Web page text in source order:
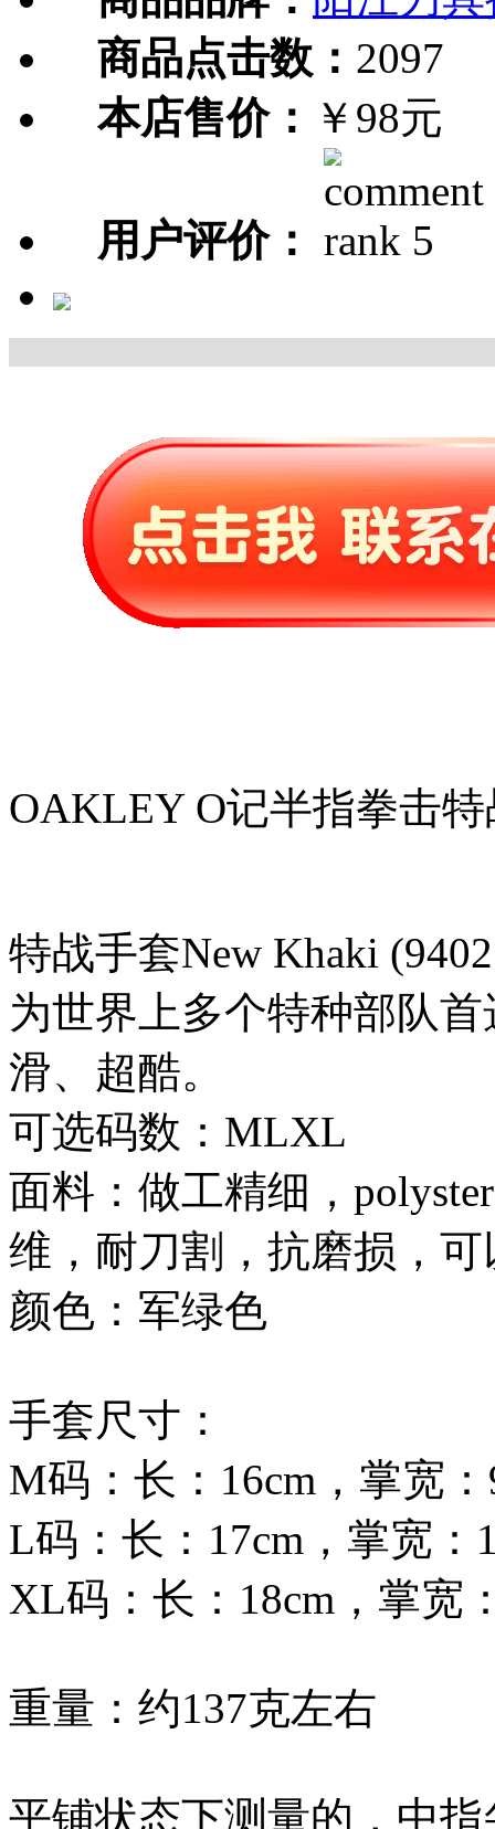
商品点击数： 2097
本店售价： ￥98元
用户评价：
OAKLEY O记半指拳击
特战手套New Khaki
为世界上多个特种部队
滑、超酷。
可选码数：MLXL
面料：做工精细，
维，耐刀割，抗磨损，
颜色：军绿色
手套尺寸：
M码：长：16cm，掌宽：
L码：长：17cm，掌宽：
XL码：长：18cm，掌宽
重量：约137克左右
平铺状态下测量的，中